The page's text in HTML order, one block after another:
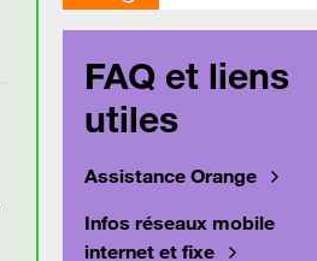
FAQ et liens
utiles
Assistance Orange
Infos réseaux mobile
internet et fixe